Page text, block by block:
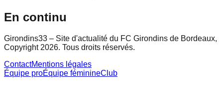
En continu
Girondins33 – Site d'actualité du FC Girondins de Bordeaux,
Copyright 2026. Tous droits réservés.
ContactMentions légales
Équipe proÉquipe féminineClub